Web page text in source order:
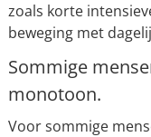
zoals korte
beweging met
Sommige
monotoon.
Voor sommige